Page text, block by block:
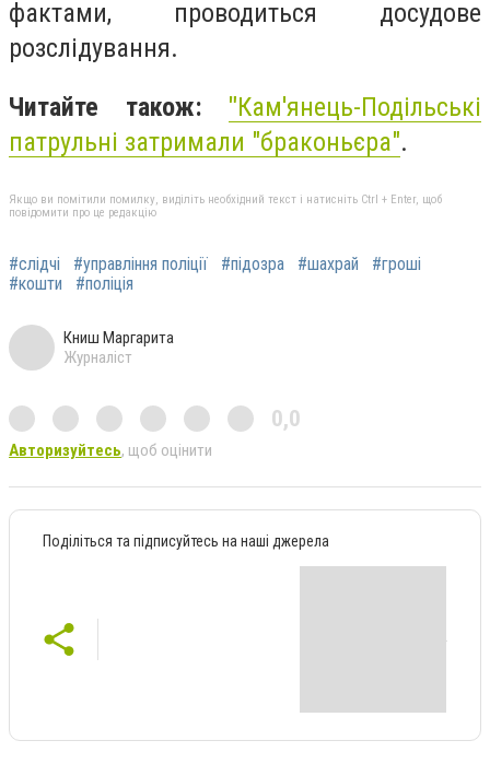
фактами, проводиться досудове
розслідування.
Читайте також: "Кам'янець-Подільські
патрульні затримали "браконьєра".
Якщо ви помітили помилку, виділіть необхідний текст і натисніть Ctrl + Enter, щоб
повідомити про це редакцію
#слідчі #управління поліції #підозра #шахрай
#гроші
#кошти
#поліція
Книш Маргарита
Журналіст
0,0
Авторизуйтесь, щоб оцінити
Поділіться та підписуйтесь на наші джерела